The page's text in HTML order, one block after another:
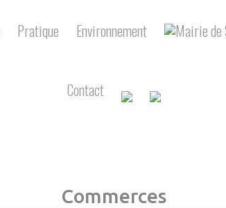
Pratique Environnement
Contact
Commerces